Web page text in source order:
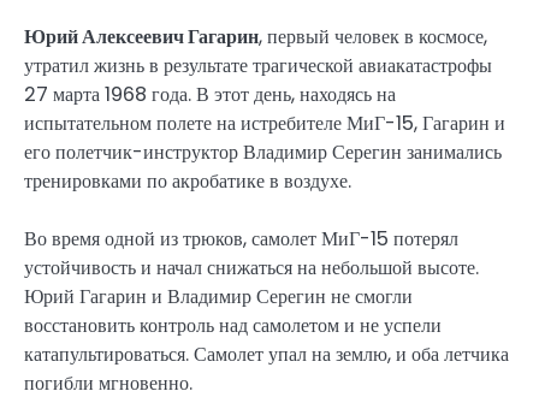
Юрий Алексеевич Гагарин, первый человек в космосе,
утратил жизнь в результате трагической авиакатастрофы
27 марта 1968 года. В этот день, находясь на
испытательном полете на истребителе МиГ-15, Гагарин и
его полетчик-инструктор Владимир Серегин занимались
тренировками по акробатике в воздухе.
Во время одной из трюков, самолет МиГ-15 потерял
устойчивость и начал снижаться на небольшой высоте.
Юрий Гагарин и Владимир Серегин не смогли
восстановить контроль над самолетом и не успели
катапультироваться. Самолет упал на землю, и оба летчика
погибли мгновенно.